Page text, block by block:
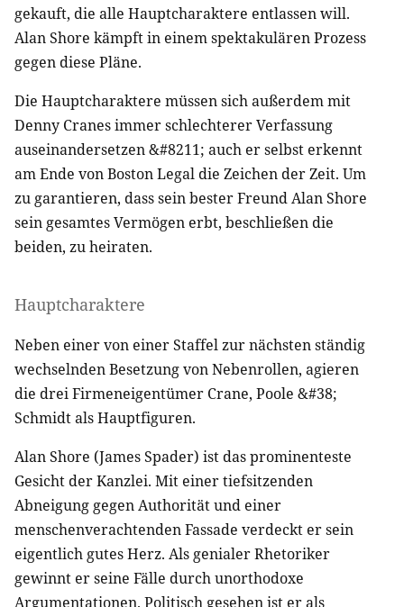
gekauft, die alle Hauptcharaktere entlassen will.
Alan Shore kämpft in einem spektakulären Prozess
gegen diese Pläne.
Die Hauptcharaktere müssen sich außerdem mit
Denny Cranes immer schlechterer Verfassung
auseinandersetzen &#8211; auch er selbst erkennt
am Ende von Boston Legal die Zeichen der Zeit. Um
zu garantieren, dass sein bester Freund Alan Shore
sein gesamtes Vermögen erbt, beschließen die
beiden, zu heiraten.
Hauptcharaktere
Neben einer von einer Staffel zur nächsten ständig
wechselnden Besetzung von Nebenrollen, agieren
die drei Firmeneigentümer Crane, Poole &#38;
Schmidt als Hauptfiguren.
Alan Shore (James Spader) ist das prominenteste
Gesicht der Kanzlei. Mit einer tiefsitzenden
Abneigung gegen Authorität und einer
menschenverachtenden Fassade verdeckt er sein
eigentlich gutes Herz. Als genialer Rhetoriker
gewinnt er seine Fälle durch unorthodoxe
Argumentationen. Politisch gesehen ist er als